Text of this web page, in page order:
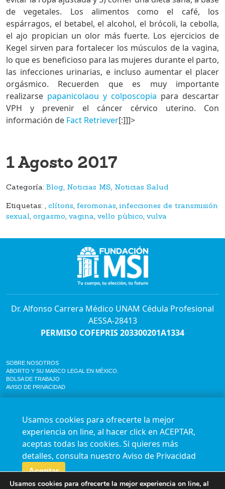
de vegetales. Los alimentos como el café, los
espárragos, el betabel, el alcohol, el brócoli, la cebolla,
el ajo propician un olor más fuerte. Los ejercicios de
Kegel sirven para fortalecer los músculos de la vagina,
lo que es beneficioso para las mujeres durante el parto,
las infecciones urinarias, e incluso aumentar el placer
orgásmico. Recuerden que es muy importante
realizarse papanicolaou y colposcopia para descartar
VPH y prevenir el cáncer cérvico uterino. Con
información de Fact Retriever[:]]]>
1 Agosto 2017
Categoría: Blog, Noticias MS, Noticias Salud
Etiquetas: , clítoris, feromonas,infecciones de transmisión
sexual, orgasmo, vagina, vello púbico, vulva
Dr. Alfonso Carrera Médico UNAM Cédula Profesional
AESSA-28413
PERMISO COFEPRIS 203300201A1334
SOBRE NOSOTROS
ABORTO Y SU MARCO LEGAL EN MÉXICO.
BOLSA DE TRABAJO
AVISO DE PRIVACIDAD
Agenda en línea24/7 aquí
Impact report
Síguenos en nuestras redes
use Privacy Policy
Usamos cookies para ofrecerte la mejor
experiencia on line, al hacer click en ACEPTAR,
aceptas todas las cookies. Si quieres más
detalles, consulta nuestro Aviso de Privacidad
Aceptar
Usamos cookies para ofrecerte la mejor experiencia on line, al